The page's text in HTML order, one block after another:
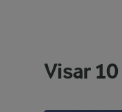
Visar10